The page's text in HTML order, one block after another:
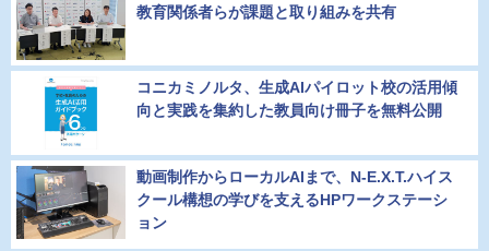
教育関係者らが課題と取り組みを共有
コニカミノルタ、生成AIパイロット校の活用傾
向と実践を集約した教員向け冊子を無料公開
動画制作からローカルAIまで、N-E.X.T.ハイス
クール構想の学びを支えるHPワークステーシ
ョン